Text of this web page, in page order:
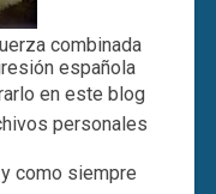
combinada
española
en este blog
personales
como siempre